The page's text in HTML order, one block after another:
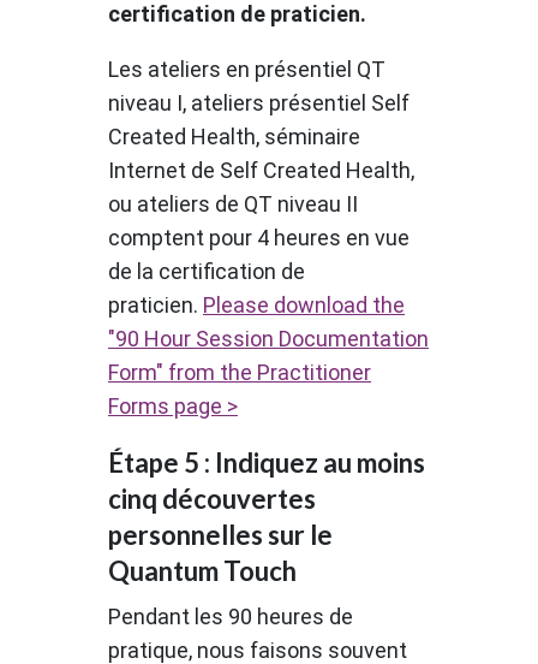
certification de praticien.
Les ateliers en présentiel QT
niveau I, ateliers présentiel Self
Created Health, séminaire
Internet de Self Created Health,
ou ateliers de QT niveau II
comptent pour 4 heures en vue
de la certification de
praticien. Please download the
"90 Hour Session Documentation
Form" from the Practitioner
Forms page >
Étape 5 : Indiquez au moins
cinq découvertes
personnelles sur le
Quantum Touch
Pendant les 90 heures de
pratique, nous faisons souvent